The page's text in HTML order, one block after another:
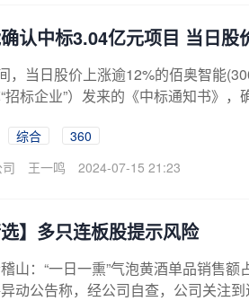
认中标3.04亿元项目 当日股
，当日股价上涨逾12%的佰奥智能
招标企业”）发来的《中标通知书》
综合
360
王一鸣 2024-07-15 21:23
选】多只连板股提示风险
稽山：“一日一熏”气泡黄酒单品销售
动公告称，经公司自查，公司关注